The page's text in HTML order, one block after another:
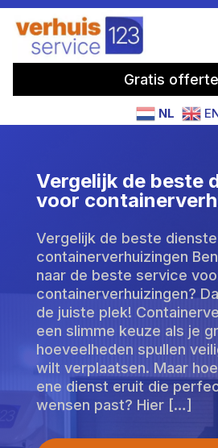
Gratis
NL
Vergelijk de beste
voor
Vergelijk de beste
containerverhuizingen
naar de beste service
containerverhuizingen?
de juiste plek!
een slimme keuze als je
hoeveelheden spullen
wilt verplaatsen. Maar
ene dienst eruit die
wensen past? Hier […]